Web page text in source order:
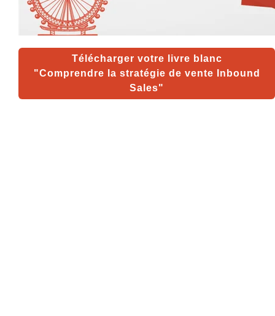
Télécharger votre livre blanc
"Comprendre la stratégie de vente Inbound
Sales"